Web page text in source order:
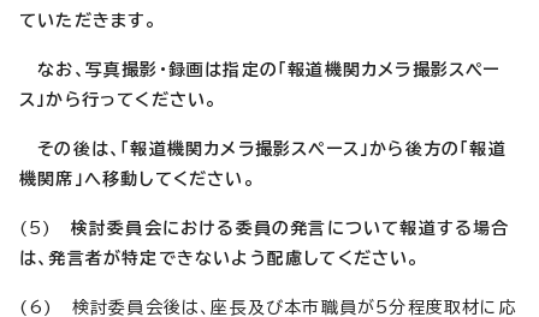
ていただきます。
なお、写真撮影・録画は指定の「報道機関カメラ撮影スペー
ス」から行ってください。
その後は、「報道機関カメラ撮影スペース」から後方の「報道
機関席」へ移動してください。
(5) 検討委員会における委員の発言について報道する場合
は、発言者が特定できないよう配慮してください。
(6) 検討委員会後は、座長及び本市職員が5分程度取材に応